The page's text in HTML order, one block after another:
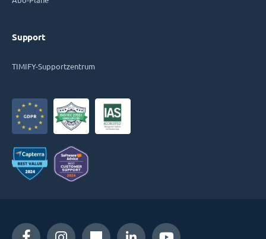
Support
TIMIFY-Supportzentrum